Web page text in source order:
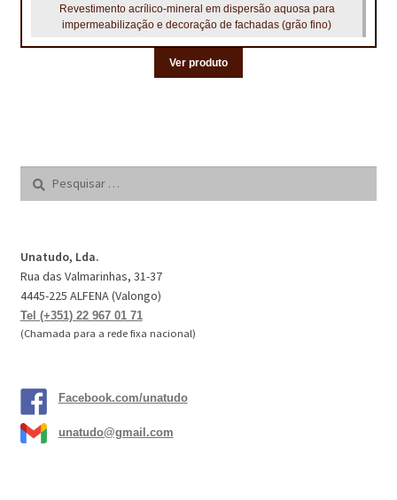
Revestimento acrílico-mineral em dispersão aquosa para
impermeabilização e decoração de fachadas (grão fino)
Ver produto
Pesquisar
Unatudo, Lda.
Rua das Valmarinhas, 31-37
4445-225 ALFENA (Valongo)
Tel (+351) 22 967 01 71
(Chamada para a rede fixa nacional)
Facebook.com/unatudo
unatudo@gmail.com